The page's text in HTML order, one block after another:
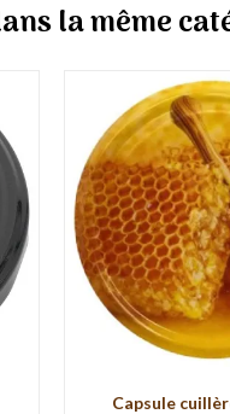
la même
Capsule